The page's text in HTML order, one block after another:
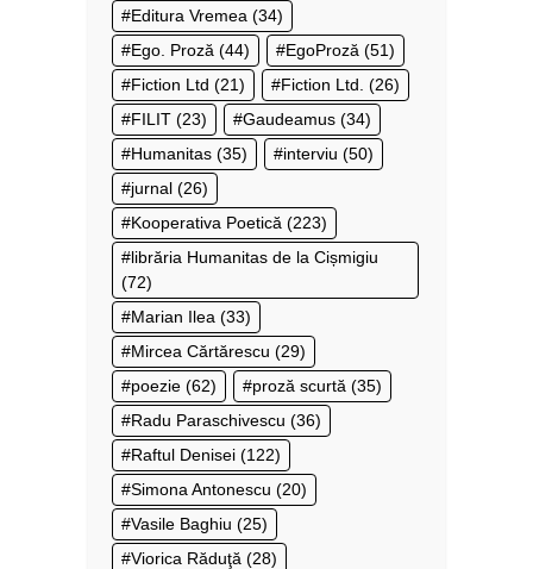
Editura Vremea (34)
Ego. Proză (44) EgoProză (51)
Fiction Ltd (21) Fiction Ltd. (26)
FILIT (23) Gaudeamus (34)
Humanitas (35) interviu (50)
jurnal (26)
Kooperativa Poetică (223)
librăria Humanitas de la Cișmigiu
(72)
Marian Ilea (33)
Mircea Cărtărescu (29)
poezie (62) proză scurtă (35)
Radu Paraschivescu (36)
Raftul Denisei (122)
Simona Antonescu (20)
Vasile Baghiu (25)
Viorica Răduţă (28)